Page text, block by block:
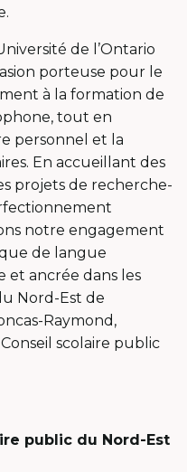
de l’Ontario
porteuse pour le
à la formation de
tout en
personnel et la
En accueillant des
projets de recherche-
notre engagement
de langue
et ancrée dans les
Nord-Est de
Raymond,
scolaire public
public du Nord-Est